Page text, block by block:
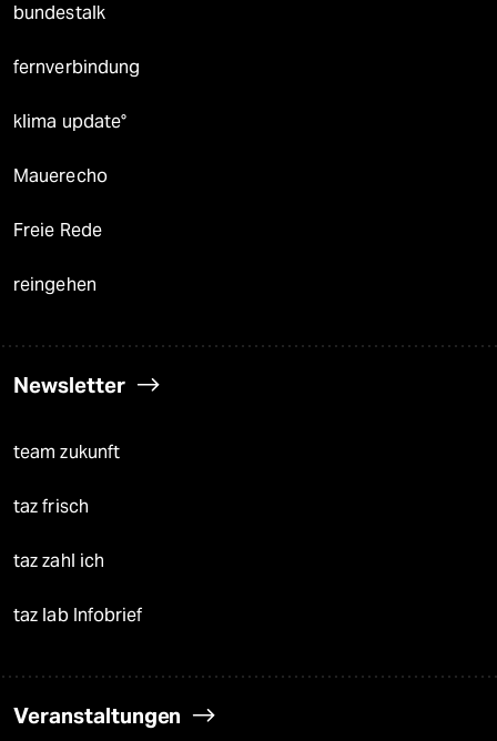
bundestalk
fernverbindung
klima update°
Mauerecho
Freie Rede
reingehen
Newsletter
team zukunft
taz frisch
taz zahl ich
taz lab Infobrief
Veranstaltungen